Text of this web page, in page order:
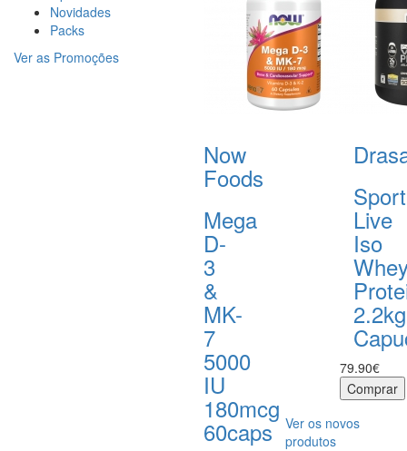
Novidades
Packs
Ver as Promoções
Now
Foods
Mega
D-
3
&
MK-
7
5000
IU
180mcg
60caps
Sport
Live
Iso
2.2kg
79.90€
Ver os novos
produtos